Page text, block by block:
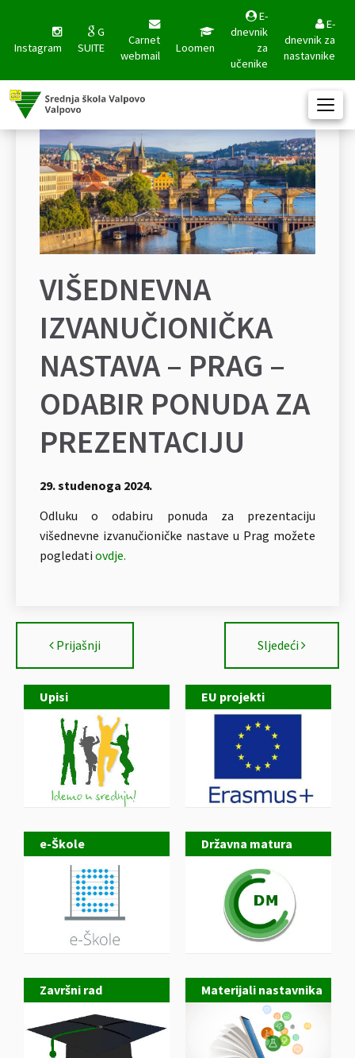
Instagram
G
SUITE
Carnet
webmail
Loomen
E-
dnevnik
za
učenike
E-
dnevnik za
nastavnike
Upisi EU projekti
e-Škole Državna matura
Završni rad Materijali nastavnika
VIŠEDNEVNA
IZVANUČIONIČKA
NASTAVA – PRAG –
ODABIR PONUDA ZA
PREZENTACIJU
29. studenoga 2024.
Odluku o odabiru ponuda za prezentaciju
višednevne izvanučioničke nastave u Prag možete
pogledati ovdje.
Prijašnji Sljedeći